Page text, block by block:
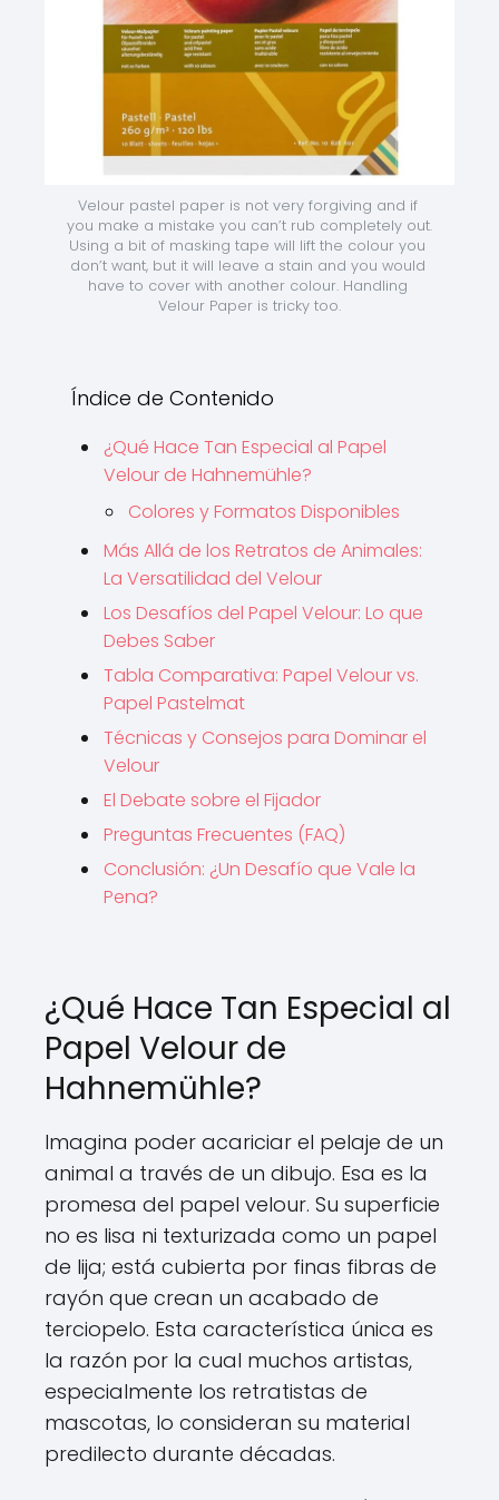
Velour pastel paper is not very forgiving and if
you make a mistake you can’t rub completely out.
Using a bit of masking tape will lift the colour you
don’t want, but it will leave a stain and you would
have to cover with another colour. Handling
Velour Paper is tricky too.
Índice de Contenido
¿Qué Hace Tan Especial al Papel
Velour de Hahnemühle?
Colores y Formatos Disponibles
Más Allá de los Retratos de Animales:
La Versatilidad del Velour
Los Desafíos del Papel Velour: Lo que
Debes Saber
Tabla Comparativa: Papel Velour vs.
Papel Pastelmat
Técnicas y Consejos para Dominar el
Velour
El Debate sobre el Fijador
Preguntas Frecuentes (FAQ)
Conclusión: ¿Un Desafío que Vale la
Pena?
¿Qué Hace Tan Especial al
Papel Velour de
Hahnemühle?
Imagina poder acariciar el pelaje de un
animal a través de un dibujo. Esa es la
promesa del papel velour. Su superficie
no es lisa ni texturizada como un papel
de lija; está cubierta por finas fibras de
rayón que crean un acabado de
terciopelo. Esta característica única es
la razón por la cual muchos artistas,
especialmente los retratistas de
mascotas, lo consideran su material
predilecto durante décadas.